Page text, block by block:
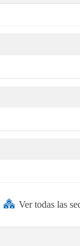
Ver todas las